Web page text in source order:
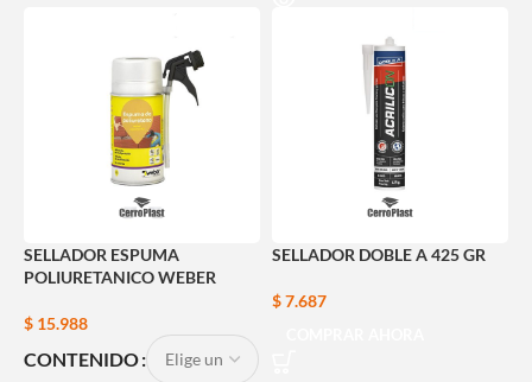
SELLADOR ESPUMA
POLIURETANICO WEBER
$ 15.988
CONTENIDO
SELLADOR DOBLE A 425 GR
$7.687